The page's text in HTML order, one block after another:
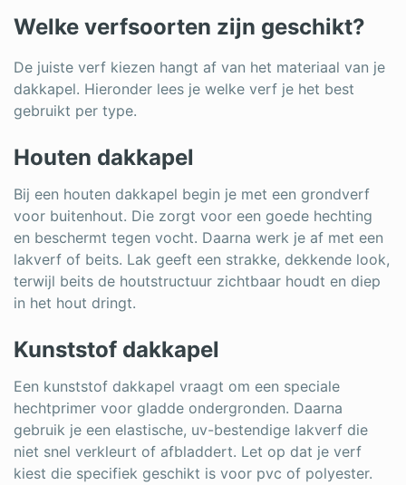
Welke verfsoorten zijn geschikt?
De juiste verf kiezen hangt af van het materiaal van je
dakkapel. Hieronder lees je welke verf je het best
gebruikt per type.
Houten dakkapel
Bij een houten dakkapel begin je met een grondverf
voor buitenhout. Die zorgt voor een goede hechting
en beschermt tegen vocht. Daarna werk je af met een
lakverf of beits. Lak geeft een strakke, dekkende look,
terwijl beits de houtstructuur zichtbaar houdt en diep
in het hout dringt.
Kunststof dakkapel
Een kunststof dakkapel vraagt om een speciale
hechtprimer voor gladde ondergronden. Daarna
gebruik je een elastische, uv-bestendige lakverf die
niet snel verkleurt of afbladdert. Let op dat je verf
kiest die specifiek geschikt is voor pvc of polyester.